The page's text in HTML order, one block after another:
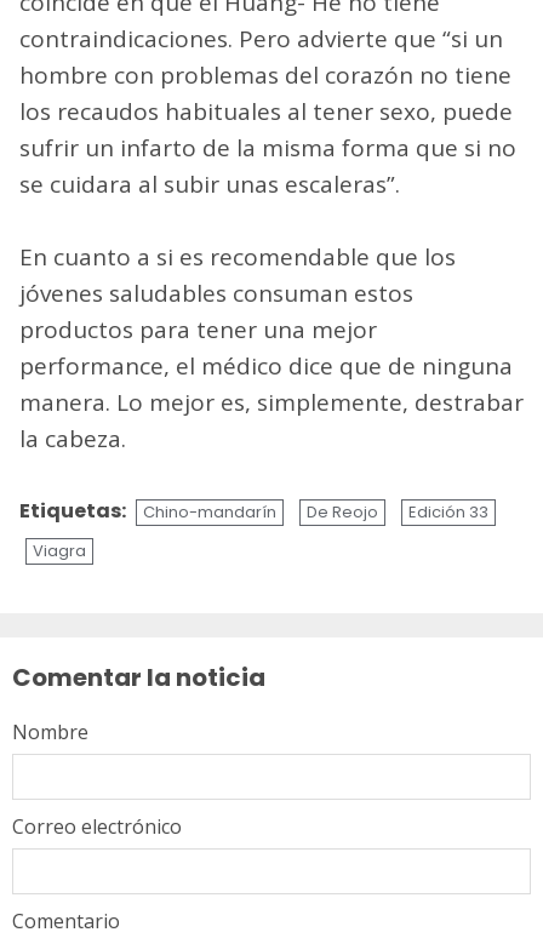
contraindicaciones. Pero advierte que “si un
hombre con problemas del corazón no tiene
los recaudos habituales al tener sexo, puede
sufrir un infarto de la misma forma que si no
se cuidara al subir unas escaleras”.
En cuanto a si es recomendable que los
jóvenes saludables consuman estos
productos para tener una mejor
performance, el médico dice que de ninguna
manera. Lo mejor es, simplemente, destrabar
la cabeza.
Etiquetas: Chino-mandarín De Reojo
Edición 33
Viagra
Comentar la noticia
Comentario
Nombre
Correo electrónico